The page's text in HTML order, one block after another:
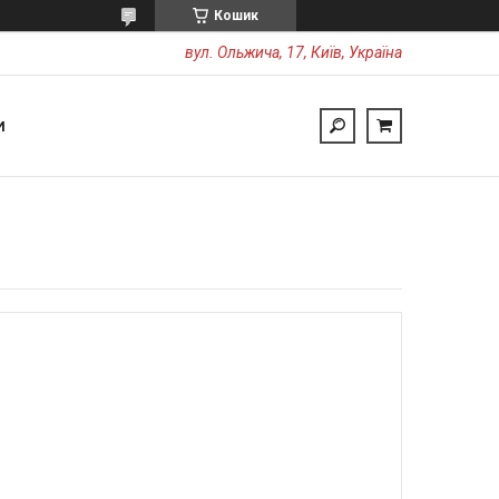
Кошик
вул. Ольжича, 17, Київ, Україна